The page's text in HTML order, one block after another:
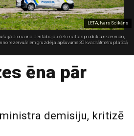
LETA, Ivars Soikāns
drona incidentā bojāti četri naftas produktu rezervuāri,
rezervuāriem gruzdēja apšuvums 30 kvadrātmetru platībā,
ēna pār
demisiju, kritizē